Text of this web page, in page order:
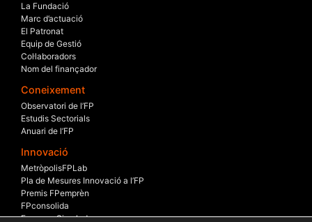
La Fundació
Marc d’actuació
El Patronat
Equip de Gestió
Col·laboradors
Nom del finançador
Coneixement
Observatori de l’FP
Estudis Sectorials
Anuari de l’FP
Innovació
MetròpolisFPLab
Pla de Mesures Innovació a l’FP
Premis FPemprèn
FPconsolida
Empresa Simulada